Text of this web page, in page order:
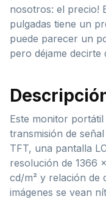
nosotros: el precio!
pulgadas tiene un
puede parecer un
pero déjame decirte
Este monitor
transmisión de
TFT, una pantalla
resolución de 1366
cd/m² y relación de
imágenes se vean